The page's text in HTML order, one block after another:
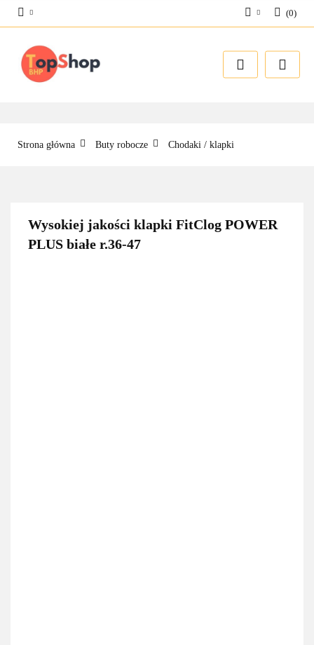
Zarejestruj się
(0)
Strona główna Buty robocze Chodaki / klapki
Wysokiej jakości klapki FitClog POWER
PLUS białe r.36-47